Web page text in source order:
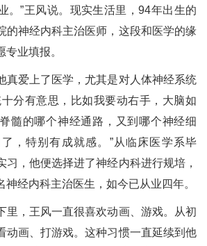
。”王风说。现实生活里，94年出生的
的神经内科主治医师，这段和医学的缘
业填报。
爱上了医学，尤其是对人体神经系统
分有意思，比如我要动右手，大脑如
髓的哪个神经通路，又到哪个神经细
，特别有成就感。”从临床医学系毕
习，他便选择进了神经内科进行规培，
神经内科主治医生，如今已从业四年。
，王风一直很喜欢动画、游戏。从初
动画、打游戏。这种习惯一直延续到他